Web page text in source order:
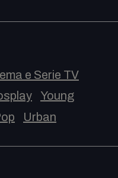
e Serie TV
Young
Urban